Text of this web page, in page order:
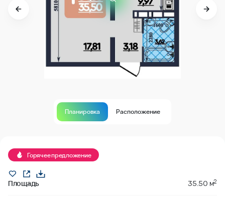
Планировка Расположение
Горячее предложение
Площадь 35.50 м2